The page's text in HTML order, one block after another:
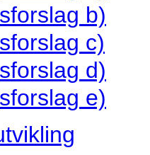
b)
c)
d)
e)